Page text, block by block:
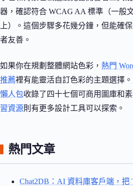
器，確認符合 WCAG AA 標準（一般
上）。這個步驟多花幾分鐘，但能確
者友善。
如果你在規劃整體網站色彩， 熱門
推薦裡有能靈活自訂色彩的主題選擇。
懶人包收錄了四十七個可商用圖庫和素
習資源則有更多設計工具可以探索。
熱門文章
Chat2DB：AI 資料庫客戶端，把